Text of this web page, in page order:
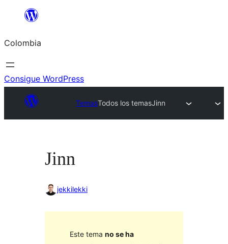
Saltar
contenido
Colombia
Consigue WordPress
TemasTodos los temasJinn
Jinn
jekkilekki
Este tema no se ha